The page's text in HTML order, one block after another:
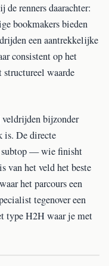
de renners daarachter:
bookmakers bieden
een aantrekkelijke
consistent op het
waarde
veldrijden bijzonder
is. De directe
subtop — wie finisht
van het veld het beste
het parcours een
tegenover een
type H2H waar je met